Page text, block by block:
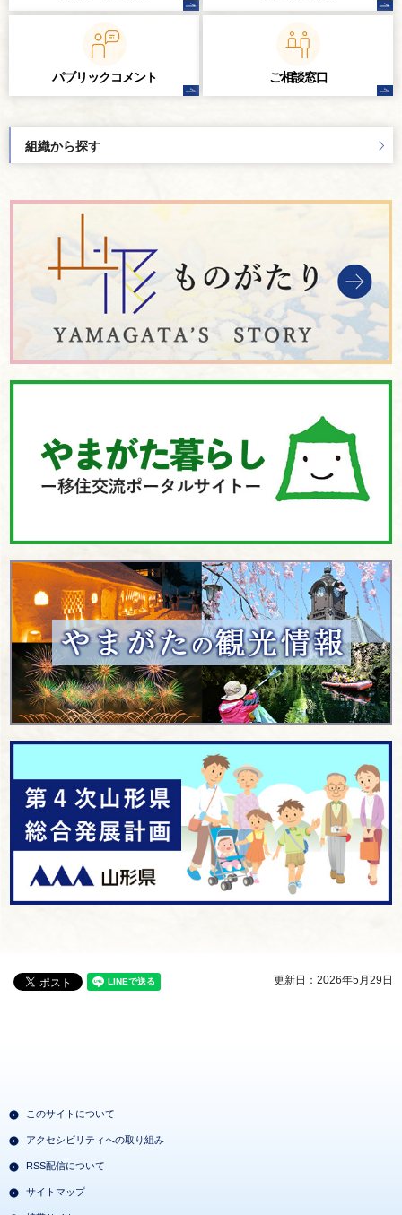
パブリックコメント ご相談窓口
組織から探す
更新日：2026年5月29日
このサイトについて
アクセシビリティへの取り組み
RSS配信について
サイトマップ